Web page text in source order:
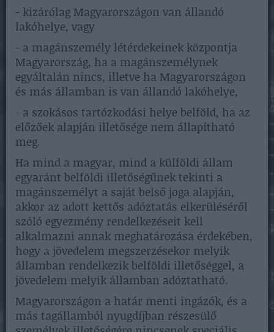
- kizárólag Magyarországon van állandó
lakóhelye, vagy
- a magánszemély létérdekeinek központja
Magyarország, ha a magánszemélynek
egyáltalán nincs, illetve ha Magyarországon
és más államban is van állandó lakóhelye,
- a szokásos tartózkodási helye belföld, ha az
előzőek alapján illetősége nem állapítható
meg.
Ha mind a magyar, mind a külföldi állam
egyaránt belföldi illetőségűnek tekinti a
magánszemélyt a saját belső joga alapján,
akkor az adott kettős adóztatás elkerüléséről
szóló egyezmény rendelkezéseit kell
alkalmazni annak meghatározása érdekében,
hogy a jövedelem megszerzésekor melyik
államban rendelkezik belföldi illetőséggel, a
jövedelem melyik államban adóztatható.
Magyarországon a határ menti ingázók, és a
más tagállamból nyugdíjban részesülő